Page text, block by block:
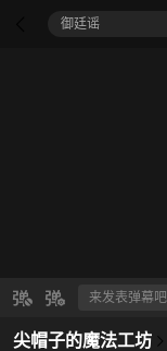
御廷谣‎
尖帽子的魔法工坊